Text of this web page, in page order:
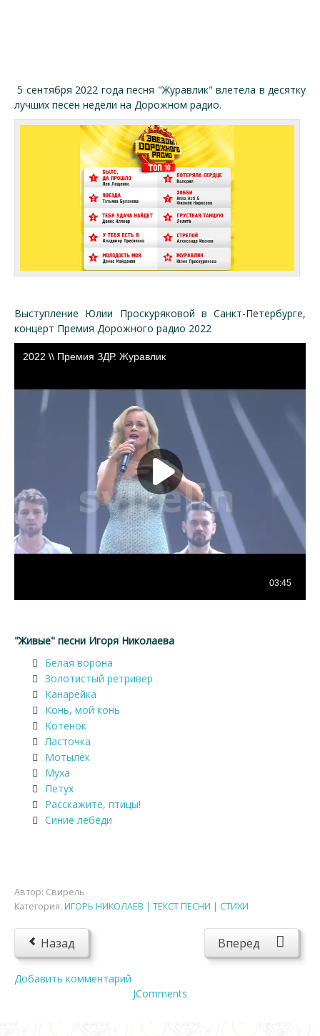
5 сентября 2022 года песня "Журавлик" влетела в десятку
лучших песен недели на Дорожном радио.
Выступление Юлии Проскуряковой в Санкт-Петербурге,
концерт Премия Дорожного радио 2022
"Живые" песни Игоря Николаева
Белая ворона
Золотистый ретривер
Канарейка
Конь, мой конь
Котенок
Ласточка
Мотылёк
Муха
Петух
Расскажите, птицы!
Синие лебеди
Автор: Свирель
Категория: ИГОРЬ НИКОЛАЕВ | ТЕКСТ ПЕСНИ | СТИХИ
Назад Вперед
Добавить комментарий
JComments